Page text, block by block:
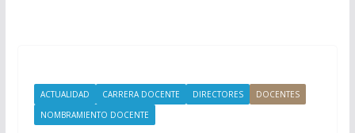
ACTUALIDAD CARRERA DOCENTE DIRECTORES
DOCENTES
NOMBRAMIENTO DOCENTE